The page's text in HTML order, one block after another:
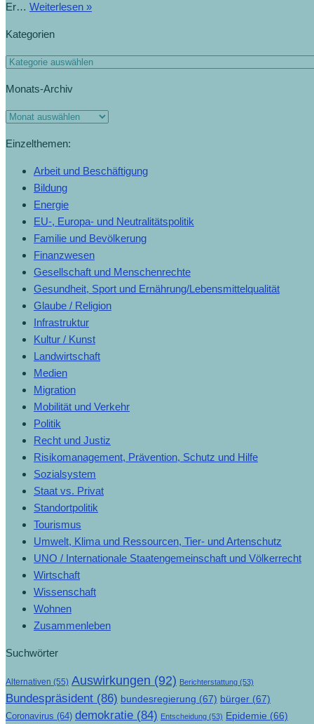
Er… Weiterlesen »
Kategorien
Monats-Archiv
Einzelthemen:
Arbeit und Beschäftigung
Bildung
Energie
EU-, Europa- und Neutralitätspolitik
Familie und Bevölkerung
Finanzwesen
Gesellschaft und Menschenrechte
Gesundheit, Sport und Ernährung/Lebensmittelqualität
Glaube / Religion
Infrastruktur
Kultur / Kunst
Landwirtschaft
Medien
Migration
Mobilität und Verkehr
Politik
Recht und Justiz
Risikomanagement, Prävention, Schutz und Hilfe
Sozialsystem
Staat vs. Privat
Standortpolitik
Tourismus
Umwelt, Klima und Ressourcen, Tier- und Artenschutz
UNO / Internationale Staatengemeinschaft und Völkerrecht
Wirtschaft
Wissenschaft
Wohnen
Zusammenleben
Suchwörter
Alternativen (55) Auswirkungen (92) Berichterstattung (53)
Bundespräsident (86) bundesregierung (67) bürger (67)
Coronavirus (64) demokratie (84) Entscheidung (53) Epidemie (66)